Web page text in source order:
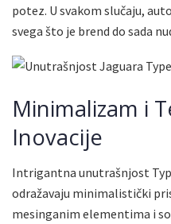
potez. U svakom slučaju,
svega što je brend do sada
Minimalizam i
Inovacije
Intrigantna unutrašnjost
odražavaju minimalistički
mesinganim elementima i